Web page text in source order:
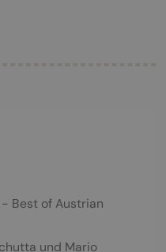
Best of Austrian
und Mario